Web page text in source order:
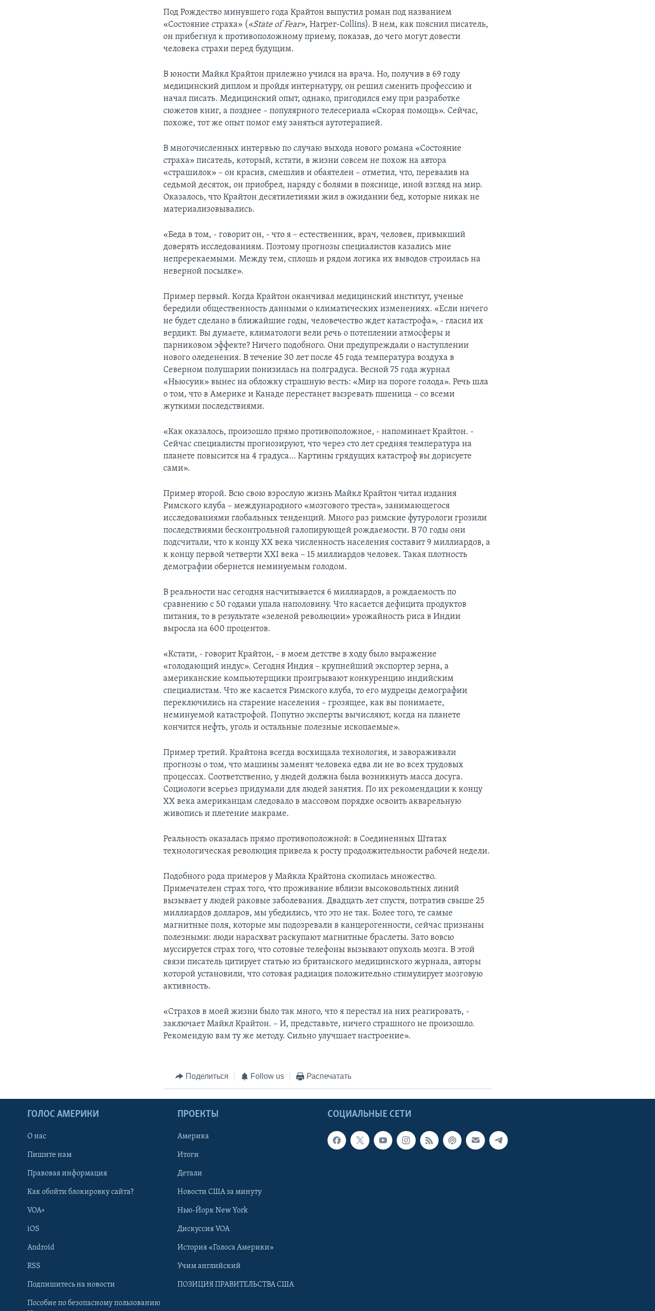
Learning English
Под Рождество минувшего года Крайтон выпустил роман под названием
«Состояние страха» ( «State of Fear», Harper-Collins). В нем, как пояснил писатель,
он прибегнул к противоположному приему, показав, до чего могут довести
человека страхи перед будущим.
В юности Майкл Крайтон прилежно учился на врача. Но, получив в 69 году
медицинский диплом и пройдя интернатуру, он решил сменить профессию и
начал писать. Медицинский опыт, однако, пригодился ему при разработке
сюжетов книг, а позднее – популярного телесериала «Скорая помощь». Сейчас,
похоже, тот же опыт помог ему заняться аутотерапией.
В многочисленных интервью по случаю выхода нового романа «Состояние
страха» писатель, который, кстати, в жизни совсем не похож на автора
«страшилок» – он красив, смешлив и обаятелен – отметил, что, перевалив на
седьмой десяток, он приобрел, наряду с болями в пояснице, иной взгляд на мир.
Оказалось, что Крайтон десятилетиями жил в ожидании бед, которые никак не
материализовывались.
«Беда в том, - говорит он, - что я – естественник, врач, человек, привыкший
доверять исследованиям. Поэтому прогнозы специалистов казались мне
непререкаемыми. Между тем, сплошь и рядом логика их выводов строилась на
неверной посылке».
Пример первый. Когда Крайтон оканчивал медицинский институт, ученые
бередили общественность данными о климатических изменениях. «Если ничего
не будет сделано в ближайшие годы, человечество ждет катастрофа», - гласил их
вердикт. Вы думаете, климатологи вели речь о потеплении атмосферы и
парниковом эффекте? Ничего подобного. Они предупреждали о наступлении
нового оледенения. В течение 30 лет после 45 года температура воздуха в
Северном полушарии понизилась на полградуса. Весной 75 года журнал
«Ньюсуик» вынес на обложку страшную весть: «Мир на пороге голода». Речь шла
о том, что в Америке и Канаде перестанет вызревать пшеница – со всеми
жуткими последствиями.
«Как оказалось, произошло прямо противоположное, - напоминает Крайтон. -
Сейчас специалисты прогнозируют, что через сто лет средняя температура на
планете повысится на 4 градуса… Картины грядущих катастроф вы дорисуете
сами».
Пример второй. Всю свою взрослую жизнь Майкл Крайтон читал издания
Римского клуба – международного «мозгового треста», занимающегося
исследованиями глобальных тенденций. Много раз римские футурологи грозили
последствиями бесконтрольной галопирующей рождаемости. В 70 годы они
подсчитали, что к концу ХХ века численность населения составит 9 миллиардов, а
к концу первой четверти XXI века – 15 миллиардов человек. Такая плотность
демографии обернется неминуемым голодом.
В реальности нас сегодня насчитывается 6 миллиардов, а рождаемость по
сравнению с 50 годами упала наполовину. Что касается дефицита продуктов
питания, то в результате «зеленой революции» урожайность риса в Индии
выросла на 600 процентов.
«Кстати, - говорит Крайтон, - в моем детстве в ходу было выражение
«голодающий индус». Сегодня Индия – крупнейший экспортер зерна, а
американские компьютерщики проигрывают конкуренцию индийским
специалистам. Что же касается Римского клуба, то его мудрецы демографии
переключились на старение населения – грозящее, как вы понимаете,
неминуемой катастрофой. Попутно эксперты вычисляют, когда на планете
кончится нефть, уголь и остальные полезные ископаемые».
Пример третий. Крайтона всегда восхищала технология, и завораживали
прогнозы о том, что машины заменят человека едва ли не во всех трудовых
процессах. Соответственно, у людей должна была возникнуть масса досуга.
Социологи всерьез придумали для людей занятия. По их рекомендации к концу
ХХ века американцам следовало в массовом порядке освоить акварельную
живопись и плетение макраме.
Реальность оказалась прямо противоположной: в Соединенных Штатах
технологическая революция привела к росту продолжительности рабочей недели.
Подобного рода примеров у Майкла Крайтона скопилась множество.
Примечателен страх того, что проживание вблизи высоковольтных линий
вызывает у людей раковые заболевания. Двадцать лет спустя, потратив свыше 25
миллиардов долларов, мы убедились, что это не так. Более того, те самые
магнитные поля, которые мы подозревали в канцерогенности, сейчас признаны
полезными: люди нарасхват раскупают магнитные браслеты. Зато вовсю
муссируется страх того, что сотовые телефоны вызывают опухоль мозга. В этой
связи писатель цитирует статью из британского медицинского журнала, авторы
которой установили, что сотовая радиация положительно стимулирует мозговую
активность.
«Страхов в моей жизни было так много, что я перестал на них реагировать, -
заключает Майкл Крайтон. – И, представьте, ничего страшного не произошло.
Рекомендую вам ту же методу. Сильно улучшает настроение».
Поделиться Follow us Распечатать
СОЦИАЛЬНЫЕ СЕТИ
ГОЛОС АМЕРИКИ
О нас
Пишите нам
Правовая информация
Как обойти блокировку сайта?
VOA+
iOS
Android
RSS
Подпишитесь на новости
Пособие по безопасному пользованию
ПРОЕКТЫ
Америка
Итоги
Детали
Новости США за минуту
Нью-Йорк New York
Дискуссия VOA
История «Голоса Америки»
Учим английский
ПОЗИЦИЯ ПРАВИТЕЛЬСТВА США